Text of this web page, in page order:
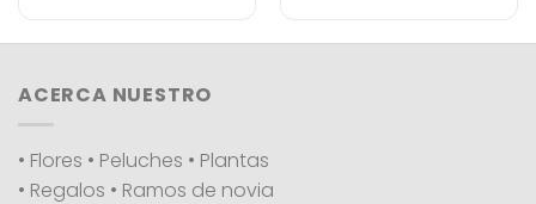
ACERCA NUESTRO
• Flores • Peluches • Plantas
• Regalos • Ramos de novia